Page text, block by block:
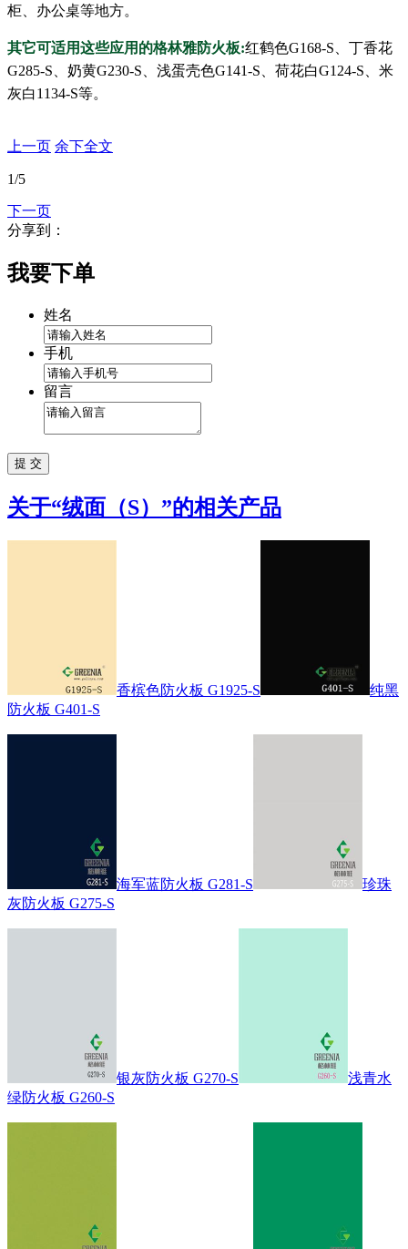
柜、办公桌等地方。
其它可适用这些应用的格林雅防火板:红鹤色G168-S、丁香花
G285-S、奶黄G230-S、浅蛋壳色G141-S、荷花白G124-S、米
灰白1134-S等。
上一页 余下全文
1/5
下一页
分享到：
我要下单
姓名
手机
留言
关于“绒面（S） ”的相关产品
香槟色防火板 G1925-S
纯黑
防火板 G401-S
海军蓝防火板 G281-S
珍珠
灰防火板 G275-S
银灰防火板 G270-S
浅青水
绿防火板 G260-S